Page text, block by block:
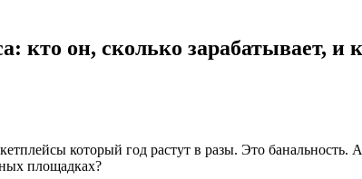
кто он, сколько зарабатывает, и
который год растут в разы. Это
площадках?